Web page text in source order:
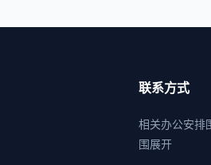
联系方式
相关办公安排
围展开